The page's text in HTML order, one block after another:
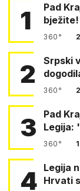
1
Pad
360°
2
Srpski
360°
3
Pad
Legija:
360°
4 Legija
Hrvati